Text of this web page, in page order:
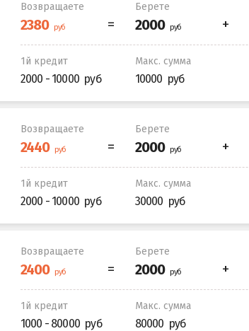
Возвращаете Берете
1й кредит
2000 - 10000
Макс. сумма
10000
Возвращаете Берете
1й кредит
2000 - 10000
Макс. сумма
30000
Возвращаете Берете
1й кредит
1000 - 80000
Макс. сумма
80000